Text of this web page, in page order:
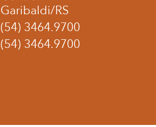
Garibaldi/RS
(54) 3464.9700
(54) 3464.9700